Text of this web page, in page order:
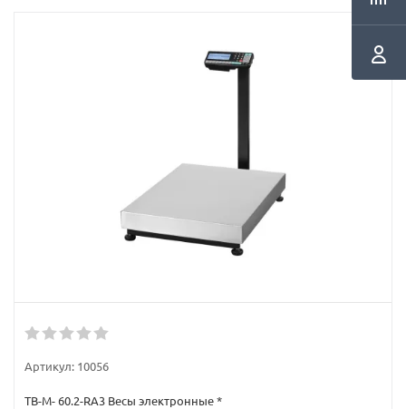
Артикул: 10056
TB-M- 60.2-RA3 Весы электронные *